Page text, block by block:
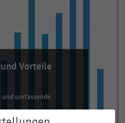
Vorteile
und umfassende